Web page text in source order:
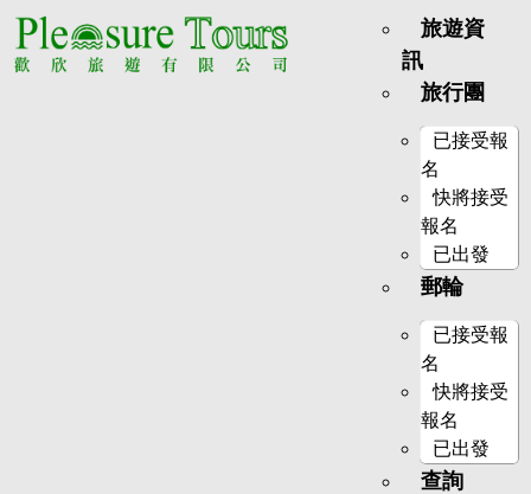
旅遊資
訊
旅行團
已接受報
名
快將接受
報名
已出發
郵輪
已接受報
名
快將接受
報名
已出發
查詢